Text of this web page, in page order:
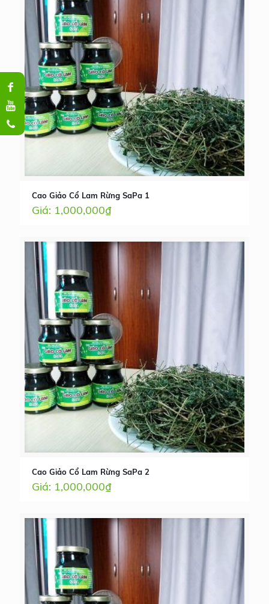
Cao Giảo Cổ Lam Rừng SaPa 1
1,000,000₫
Cao Giảo Cổ Lam Rừng SaPa 2
1,000,000₫